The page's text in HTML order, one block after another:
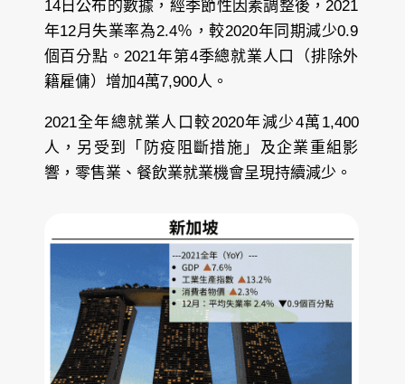
14日公布的數據，經季節性因素調整後，2021
年12月失業率為2.4％，較2020年同期減少0.9
個百分點。2021年第4季總就業人口（排除外
籍雇傭）增加4萬7,900人。
2021全年總就業人口較2020年減少4萬1,400
人，另受到「防疫阻斷措施」及企業重組影
響，零售業、餐飲業就業機會呈現持續減少。